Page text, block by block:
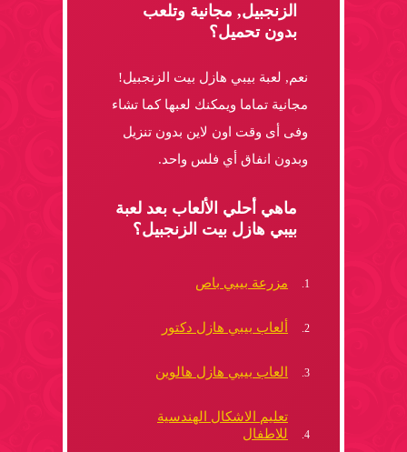
الزنجبيل, مجانية وتلعب
بدون تحميل؟
نعم, لعبة بيبي هازل بيت الزنجبيل!
مجانية تماما ويمكنك لعبها كما تشاء
وفى أى وقت اون لاين بدون تنزيل
وبدون انفاق أي فلس واحد.
ماهي أحلي الألعاب بعد لعبة
بيبي هازل بيت الزنجبيل؟
مزرعة بيبي باص
ألعاب بيبي هازل دكتور
العاب بيبي هازل هالوين
تعليم الاشكال الهندسية
للاطفال